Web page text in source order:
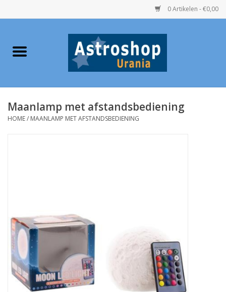
0 Artikelen - €0,00
Home
Telescopen
Speelgoed
Globes / Gadgets
Weerstations
Maanlamp met afstandsbediening
HOME/ MAANLAMP MET AFSTANDSBEDIENING